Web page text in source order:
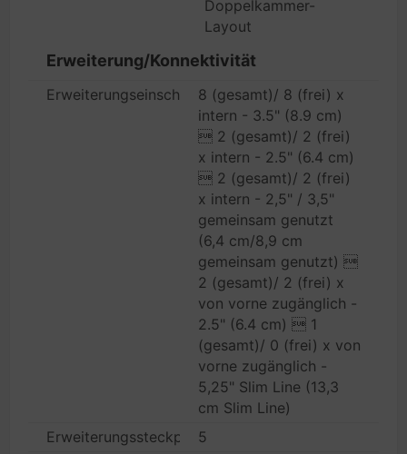
Doppelkammer-
Layout
Erweiterung/Konnektivität
Erweiterungseinschübe8 (gesamt)/ 8 (frei) x
intern - 3.5" (8.9 cm)
 2 (gesamt)/ 2 (frei)
x intern - 2.5" (6.4 cm)
 2 (gesamt)/ 2 (frei)
x intern - 2,5" / 3,5"
gemeinsam genutzt
(6,4 cm/8,9 cm
gemeinsam genutzt) 
2 (gesamt)/ 2 (frei) x
von vorne zugänglich -
2.5" (6.4 cm)  1
(gesamt)/ 0 (frei) x von
vorne zugänglich -
5,25" Slim Line (13,3
cm Slim Line)
Erweiterungssteckplätze
5